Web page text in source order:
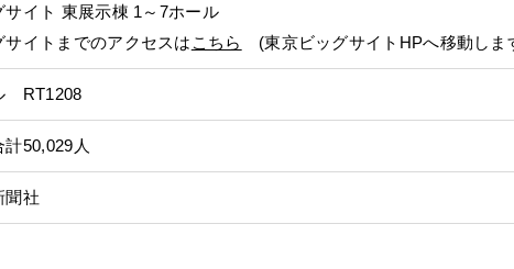
サイト 東展示棟 1～7ホール
サイトまでのアクセスは こちら (東京ビッグサイトHPへ移動しま
RT1208
50,029人
聞社